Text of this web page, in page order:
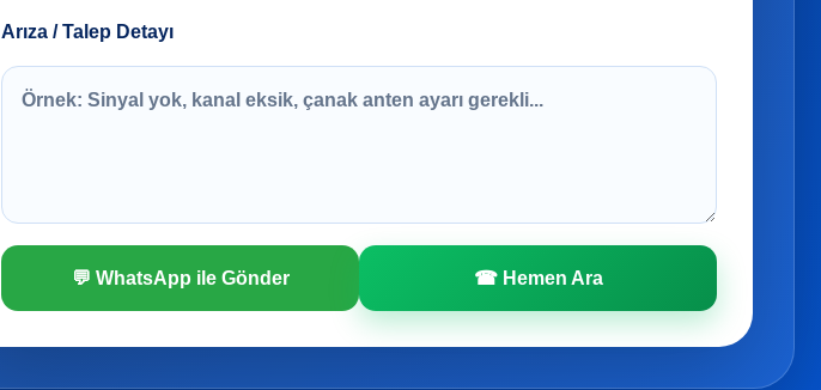
Arıza / Talep Detayı
💬 WhatsApp ile Gönder ☎ Hemen Ara